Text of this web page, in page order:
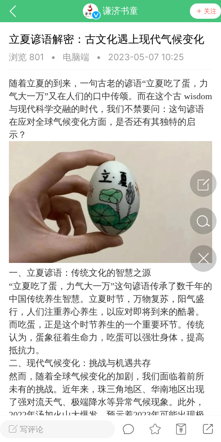
谦济书童 关注
，华夏中医人：家门口的中医人！
节气气象
·特急预警】关
节返乡期间“闪
急提示
0
如何购买【理肺清瘟膏】
【养正护络膏】？
小海（HAi） 2
容平，顺时收
时精气
0
谷气行、营卫通：内经视角
下的脾胃调养要义
写评论
立夏谚语解密：古文化遇上现代气候变化
浏览 801 • 电脑端 • 2023-05-07 10:25
随着立夏的到来，一句古老的谚语“立夏吃了蛋，力
气大一万”又在人们的口中传颂。而在这个古 wisdom
与现代科学交融的时代，我们不禁要问：这句谚语
在应对全球气候变化方面，是否还有其独特的启
示？
一、立夏谚语：传统文化的智慧之源
“立夏吃了蛋，力气大一万”这句谚语传承了数千年的
中国传统养生智慧。立夏时节，万物复苏，阳气盛
行，人们注重养心养生，以应对即将到来的酷暑。
而吃蛋，正是这个时节养生的一个重要环节。传统
认为，蛋象征着生命力，吃蛋可以强壮身体，提高
抵抗力。
二、现代气候变化：挑战与机遇共存
然而，随着全球气候变化的加剧，我们面临着前所
未有的挑战。近年来，珠三角地区、华南地区出现
了强对流天气、极端降水等异常气候现象。此外，
2022年汤加火山大爆发，预示着2023年可能出现极
寒气候和地球气候带的大调整。在这样的大背景